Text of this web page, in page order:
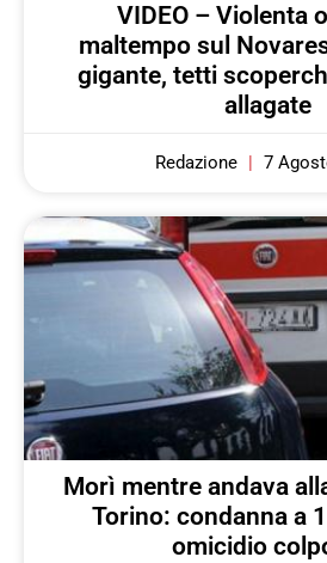
VIDEO – Violenta
maltempo sul
gigante, tetti
allagate
Redazione 7
Morì mentre andava
Torino: condanna a
omicidio